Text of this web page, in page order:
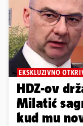
EKSKLUZIVNO
HDZ-ov
Milatić
kud mu